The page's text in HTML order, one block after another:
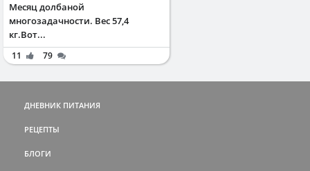
Месяц долбаной
многозадачности. Вес 57,4
кг.Вот...
11 79
ДНЕВНИК ПИТАНИЯ
РЕЦЕПТЫ
БЛОГИ